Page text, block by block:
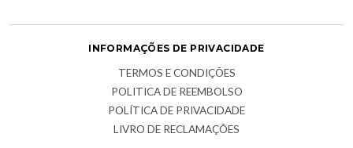
INFORMAÇÕES DE PRIVACIDADE
TERMOS E CONDIÇÕES
POLITICA DE REEMBOLSO
POLÍTICA DE PRIVACIDADE
LIVRO DE RECLAMAÇÕES